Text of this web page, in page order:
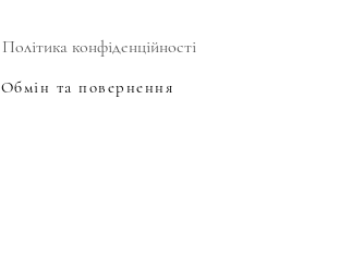
Політика конфіденційності
Обмін та повернення